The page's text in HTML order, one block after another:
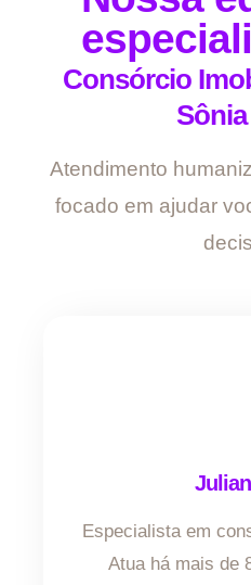
Consórcio
Sônia
Atendimento
focado em ajudar
Especialista em
Atua há mais de